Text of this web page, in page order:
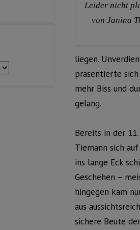
Leider nicht
von Janina
liegen.
präsentierte
mehr Biss und
gelang.
Bereits in der
Tiemann sich
ins lange Eck
Geschehen –
hingegen kam
aus
sichere Beute